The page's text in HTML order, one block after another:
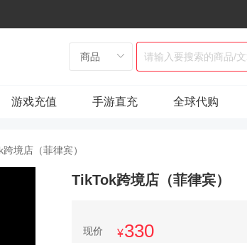
游戏充值 手游直充 全球代购
跨境店（菲律宾）
TikTok跨境店（菲律宾）
现价 ¥330